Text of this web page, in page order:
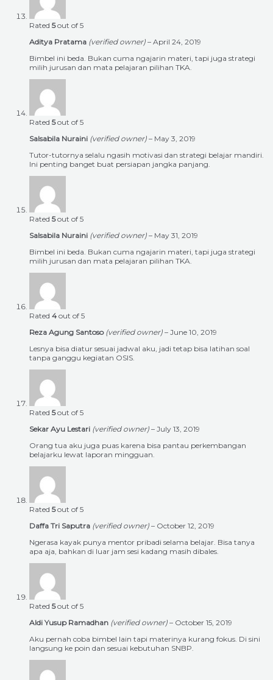
Rated 5out of 5
Aditya Pratama (verified owner) – April 24, 2019
Bimbel ini beda. Bukan cuma ngajarin materi, tapi juga strategi
milih jurusan dan mata pelajaran pilihan TKA.
Rated 5out of 5
Salsabila Nuraini (verified owner) – May 3, 2019
Tutor-tutornya selalu ngasih motivasi dan strategi belajar mandiri.
Ini penting banget buat persiapan jangka panjang.
Rated 5out of 5
Salsabila Nuraini (verified owner) – May 31, 2019
Bimbel ini beda. Bukan cuma ngajarin materi, tapi juga strategi
milih jurusan dan mata pelajaran pilihan TKA.
Rated 4 out of 5
Reza Agung Santoso (verified owner) – June 10, 2019
Lesnya bisa diatur sesuai jadwal aku, jadi tetap bisa latihan soal
tanpa ganggu kegiatan OSIS.
Rated 5out of 5
Sekar Ayu Lestari (verified owner) – July 13, 2019
Orang tua aku juga puas karena bisa pantau perkembangan
belajarku lewat laporan mingguan.
Rated 5out of 5
Daffa Tri Saputra (verified owner) – October 12, 2019
Ngerasa kayak punya mentor pribadi selama belajar. Bisa tanya
apa aja, bahkan di luar jam sesi kadang masih dibales.
Rated 5out of 5
Aldi Yusup Ramadhan (verified owner) – October 15, 2019
Aku pernah coba bimbel lain tapi materinya kurang fokus. Di sini
langsung ke poin dan sesuai kebutuhan SNBP.